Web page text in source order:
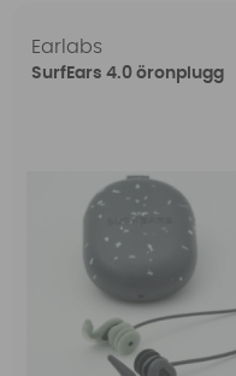
Earlabs
SurfEars 4.0 öronplugg